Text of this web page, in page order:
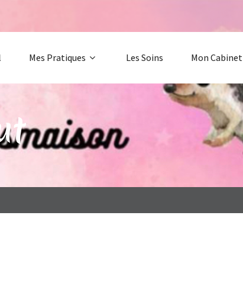
Mes Pratiques Les Soins Mon Cabinet